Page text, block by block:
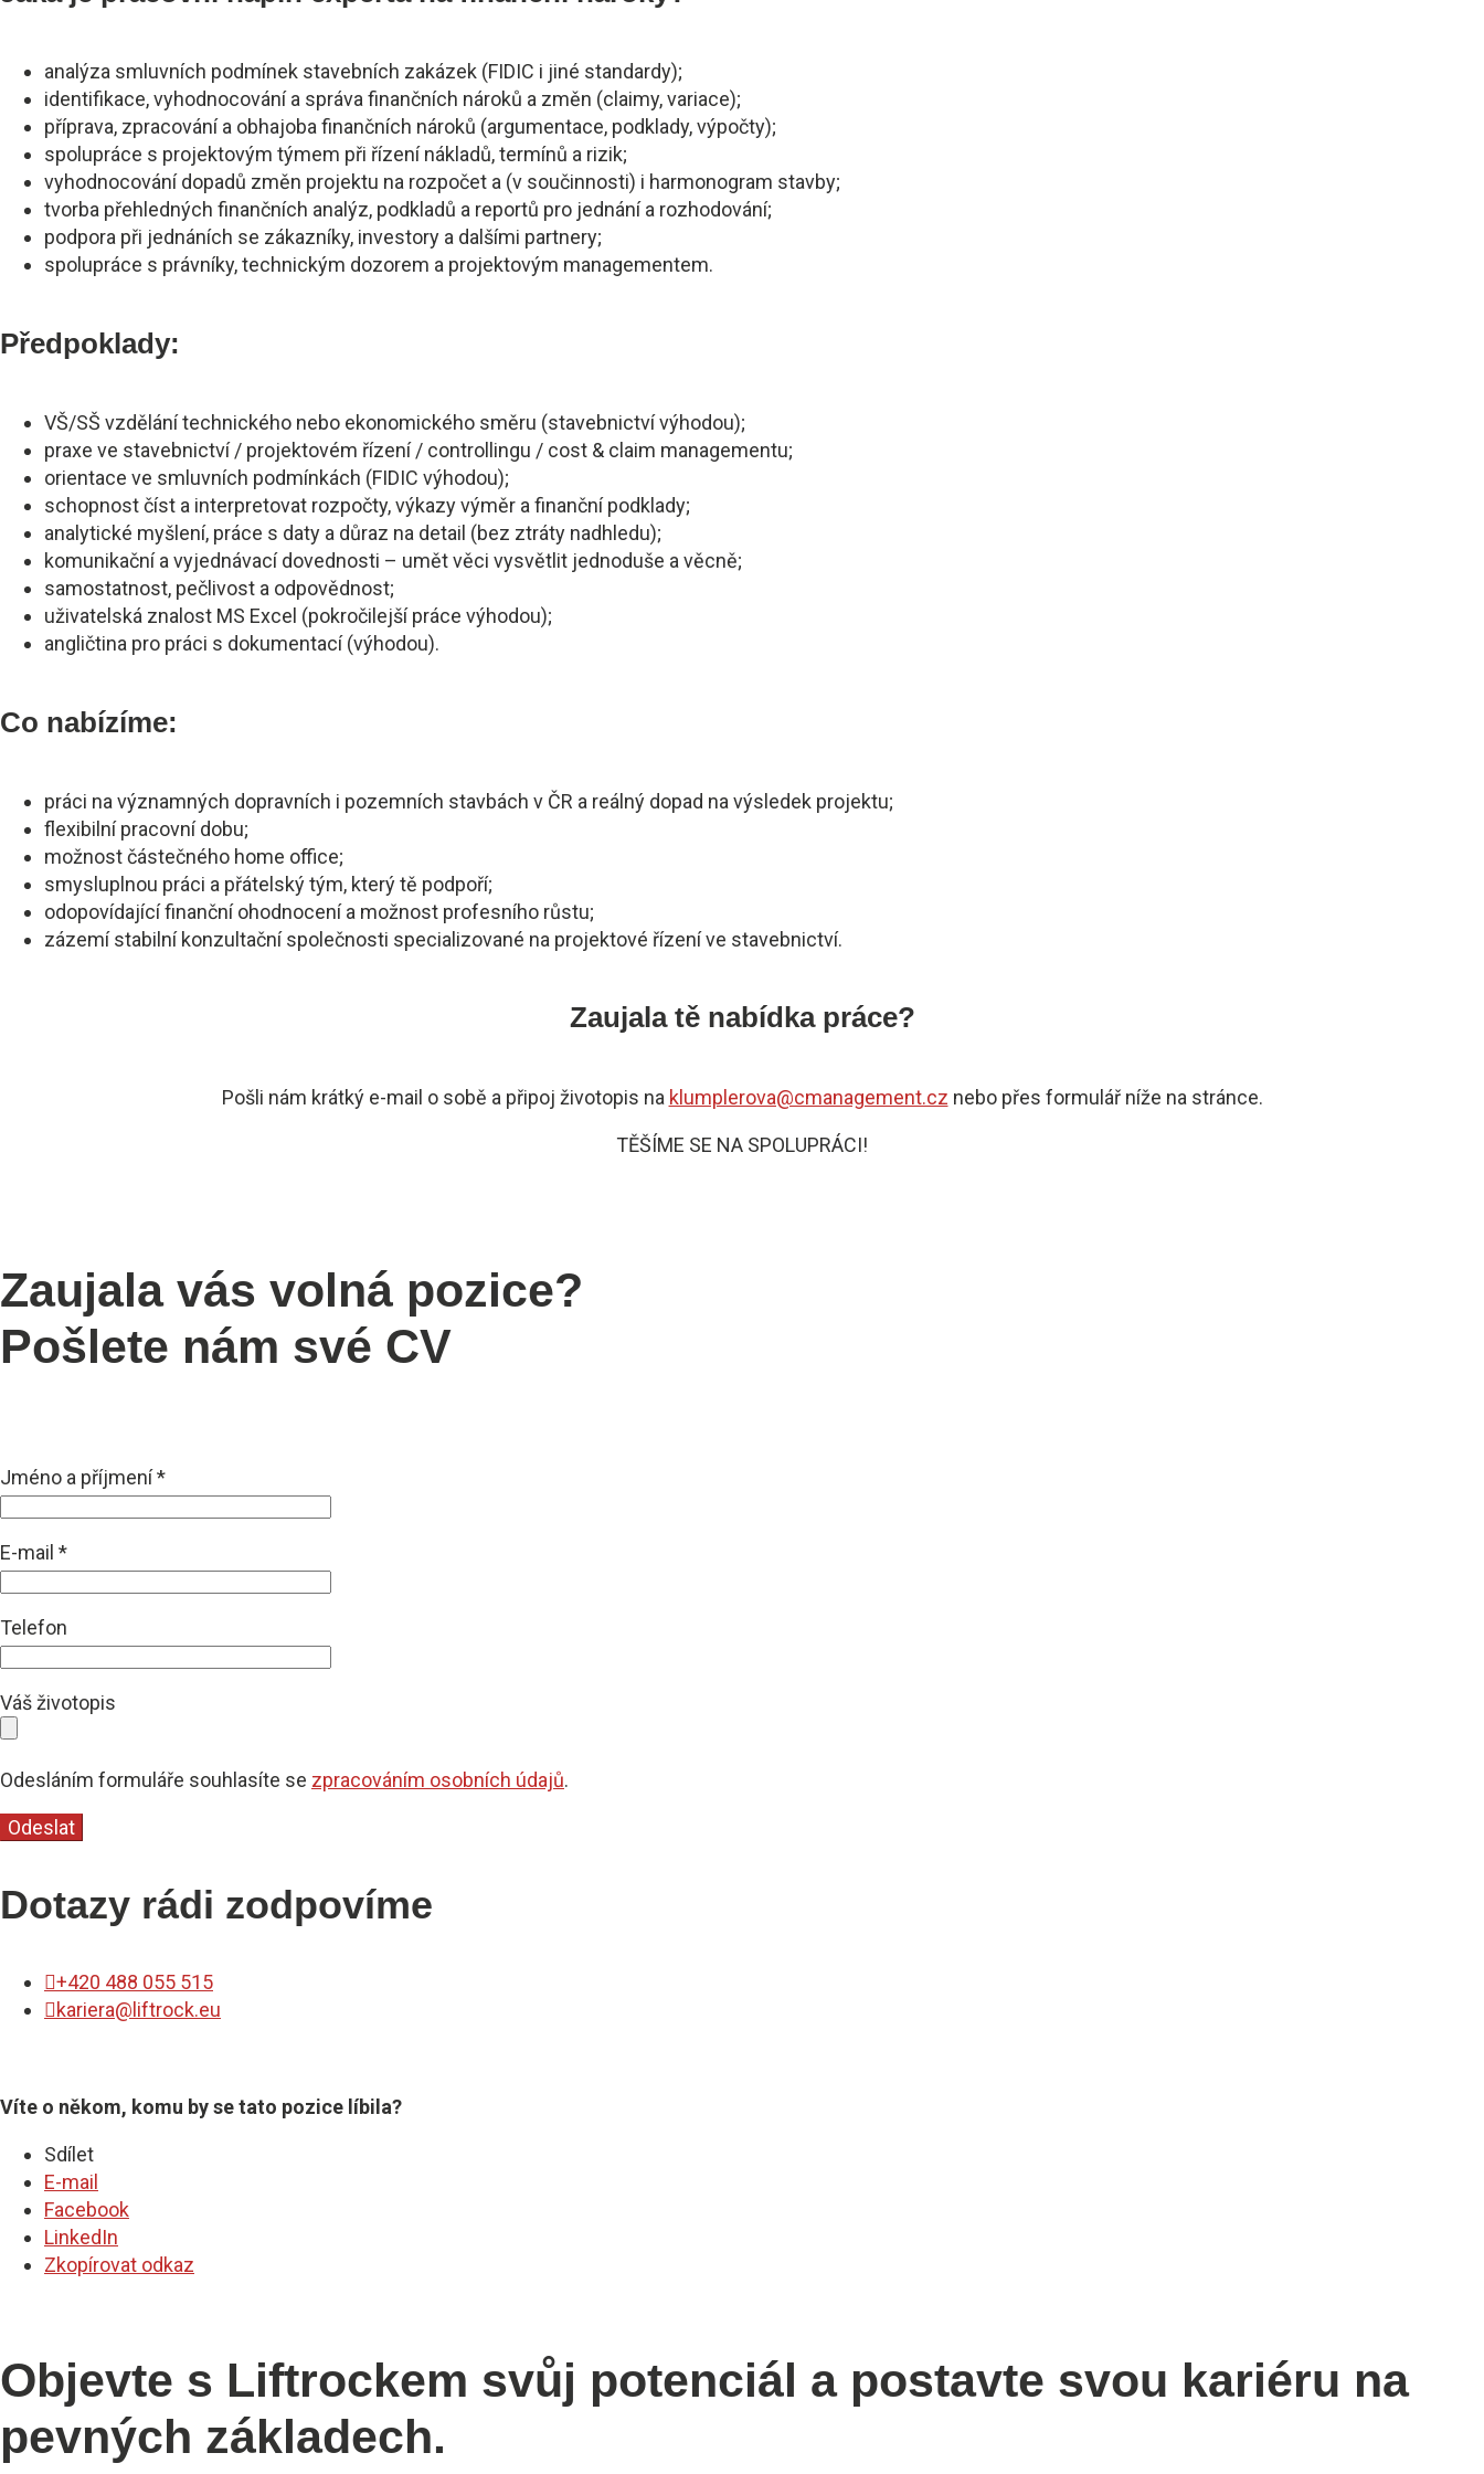
analýza smluvních podmínek stavebních zakázek (FIDIC i jiné standardy);
identifikace, vyhodnocování a správa finančních nároků a změn (claimy, variace);
příprava, zpracování a obhajoba finančních nároků (argumentace, podklady, výpočty);
spolupráce s projektovým týmem při řízení nákladů, termínů a rizik;
vyhodnocování dopadů změn projektu na rozpočet a (v součinnosti) i harmonogram stavby;
tvorba přehledných finančních analýz, podkladů a reportů pro jednání a rozhodování;
podpora při jednáních se zákazníky, investory a dalšími partnery;
spolupráce s právníky, technickým dozorem a projektovým managementem.
Předpoklady:
VŠ/SŠ vzdělání technického nebo ekonomického směru (stavebnictví výhodou);
praxe ve stavebnictví / projektovém řízení / controllingu / cost & claim managementu;
orientace ve smluvních podmínkách (FIDIC výhodou);
schopnost číst a interpretovat rozpočty, výkazy výměr a finanční podklady;
analytické myšlení, práce s daty a důraz na detail (bez ztráty nadhledu);
komunikační a vyjednávací dovednosti – umět věci vysvětlit jednoduše a věcně;
samostatnost, pečlivost a odpovědnost;
uživatelská znalost MS Excel (pokročilejší práce výhodou);
angličtina pro práci s dokumentací (výhodou).
Co nabízíme:
práci na významných dopravních i pozemních stavbách v ČR a reálný dopad na výsledek projektu;
flexibilní pracovní dobu;
možnost částečného home office;
smysluplnou práci a přátelský tým, který tě podpoří;
odopovídající finanční ohodnocení a možnost profesního růstu;
zázemí stabilní konzultační společnosti specializované na projektové řízení ve stavebnictví.
Zaujala tě nabídka práce?
Pošli nám krátký e-mail o sobě a připoj životopis na klumplerova@cmanagement.cz nebo přes formulář níže na stránce.
TĚŠÍME SE NA SPOLUPRÁCI!
Zaujala vás volná pozice?
Pošlete nám své CV
Jméno a příjmení*
E-mail *
Telefon
Váš životopis
Odesláním formuláře souhlasíte se zpracováním osobních údajů.
Dotazy rádi zodpovíme
+420 488 055 515
kariera@liftrock.eu
Víte o někom, komu by se tato pozice líbila?
Sdílet
E-mail
Facebook
LinkedIn
Zkopírovat odkaz
Objevte s Liftrockem svůj potenciál a postavte svou kariéru na
pevných základech.